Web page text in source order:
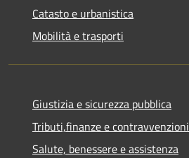
Catasto e urbanistica
Mobilità e trasporti
Giustizia e sicurezza pubblica
Tributi,finanze e contravvenzioni
Salute, benessere e assistenza